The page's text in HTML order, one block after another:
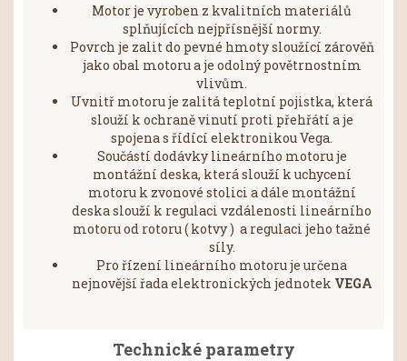
Motor je vyroben z kvalitních materiálů
splňujících nejpřísnější normy.
Povrch je zalit do pevné hmoty sloužící zárověň
jako obal motoru a je odolný povětrnostním
vlivům.
Uvnitř motoru je zalitá teplotní pojistka, která
slouží k ochraně vinutí proti přehřátí a je
spojena s řídící elektronikou Vega.
Součástí dodávky lineárního motoru je
montážní deska, která slouží k uchycení
motoru k zvonové stolici a dále montážní
deska slouží k regulaci vzdálenosti lineárního
motoru od rotoru ( kotvy ) a regulaci jeho tažné
síly.
Pro řízení lineárního motoru je určena
nejnovější řada elektronických jednotek VEGA
Technické parametry